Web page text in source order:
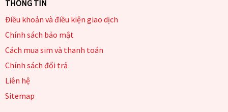
THÔNG TIN
Điều khoản và điều kiện giao dịch
Chính sách bảo mật
Cách mua sim và thanh toán
Chính sách đổi trả
Liên hệ
Sitemap